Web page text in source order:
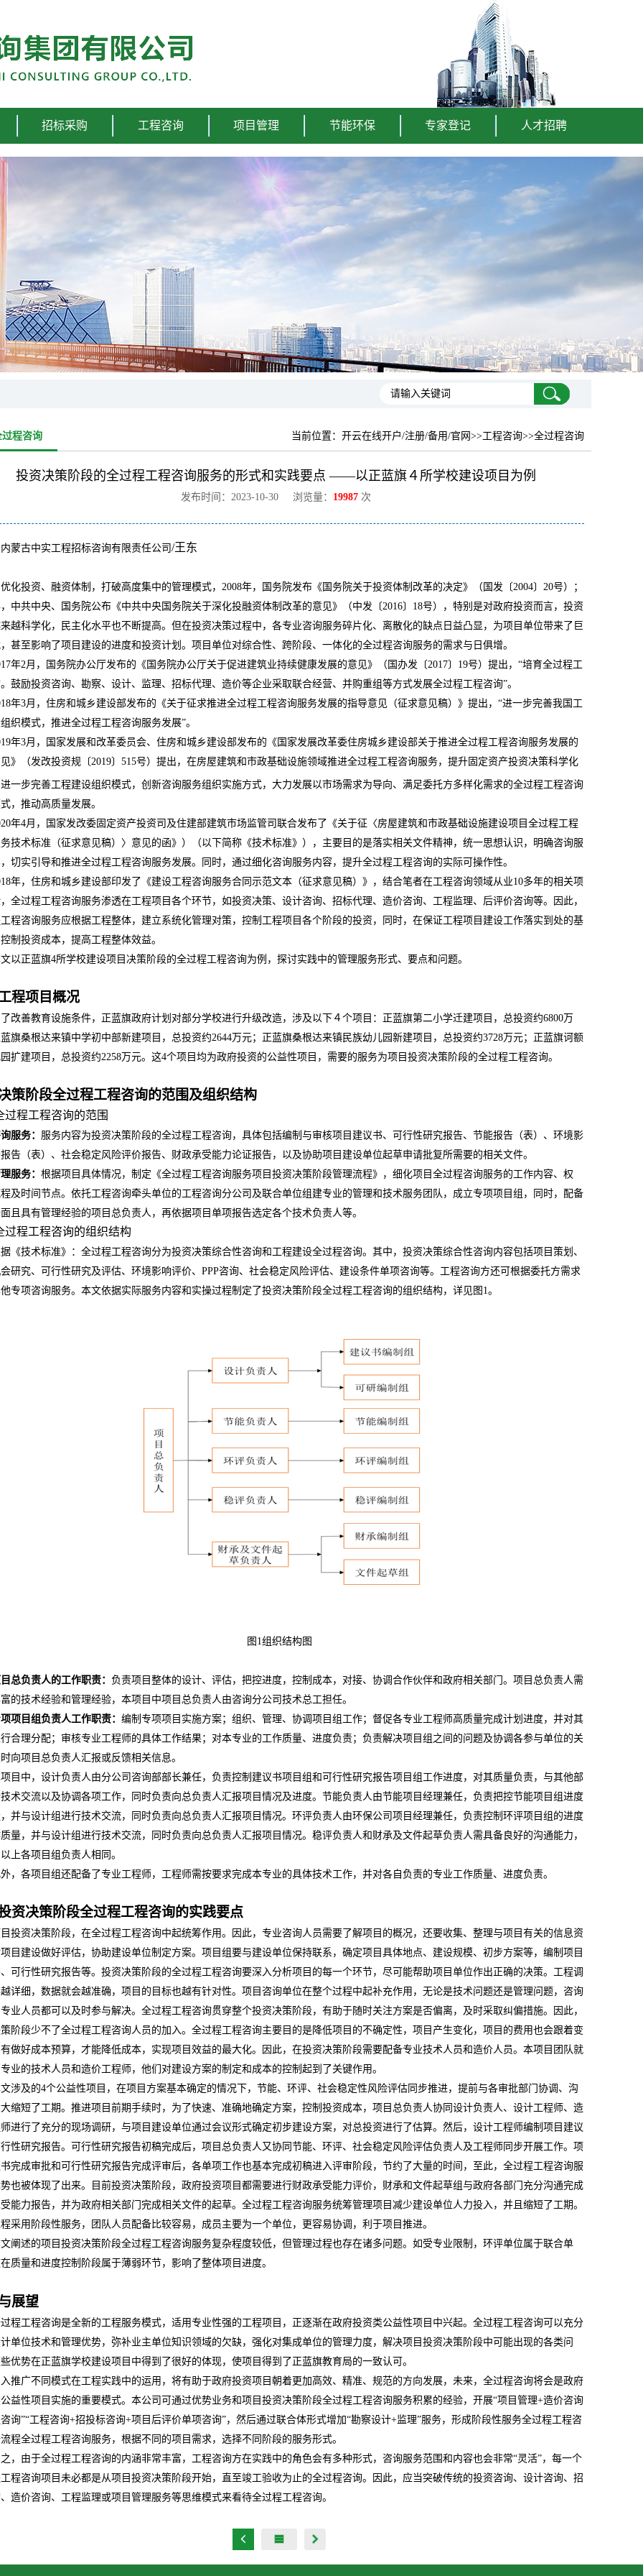
招标采购 工程咨询 项目管理 节能环保 专家登记 人才招聘
当前位置： 开云在线开户/注册/备用/官网 >>工程咨询>>全过程咨询
过程咨询
投资决策阶段的全过程工程咨询服务的形式和实践要点 ——以正蓝旗４所学校建设项目为例
发布时间：2023-10-30 浏览量： 19987次
蒙古中实工程招标咨询有限责任公司 /王东
化投资、融资体制，打破高度集中的管理模式， 2008年，国务院发布《国务院关于投资体制改革的决定》（国发〔2004〕 20号）；
中共中央、国务院公布《中共中央国务院关于深化投融资体制改革的意见》（中发〔2016〕 18号），特别是对政府投资而言，投资
越科学化，民主化水平也不断提高。 但在投资决策过程中，各专业咨询服务碎片化、离散化的缺点日益凸显，为项目单位带来了巨
甚至影响了项目建设的进度和投资计划。项目单位对综合性、跨阶段、一体化的全过程咨询服务的需求与日俱增。
年2月，国务院办公厅发布的《国务院办公厅关于促进建筑业持续健康发展的意见》（国办发〔2017〕 19号）提出，“培育全过程工
鼓励投资咨询、勘察、设计、监理、招标代理、造价等企业采取联合经营、并购重组等方式发展全过程工程咨询”。
年3月，住房和城乡建设部发布的《关于征求推进全过程工程咨询服务发展的指导意见（征求意见稿）》提出，“进一步完善我国工
织模式，推进全过程工程咨询服务发展”。
年3月，国家发展和改革委员会、住房和城乡建设部发布的《国家发展改革委住房城乡建设部关于推进全过程工程咨询服务发展的
》（发改投资规〔2019〕 515号）提出，在房屋建筑和市政基础设施领域推进全过程工程咨询服务，提升固定资产投资决策科学化
一步完善工程建设组织模式，创新咨询服务组织实施方式，大力发展以市场需求为导向、满足委托方多样化需求的全过程工程咨询
，推动高质量发展。
年4月，国家发改委固定资产投资司及住建部建筑市场监管司联合发布了《关于征〈房屋建筑和市政基础设施建设项目全过程工程
技术标准（征求意见稿）〉意见的函》）（以下简称《技术标准》），主要目的是落实相关文件精神，统一思想认识，明确咨询服
切实引导和推进全过程工程咨询服务发展。同时，通过细化咨询服务内容，提升全过程工程咨询的实际可操作性。
年，住房和城乡建设部印发了《建设工程咨询服务合同示范文本（征求意见稿）》，结合笔者在工程咨询领域从业10多年的相关项
全过程工程咨询服务渗透在工程项目各个环节，如投资决策、设计咨询、招标代理、造价咨询、工程监理、后评价咨询等。因此，
程咨询服务应根据工程整体，建立系统化管理对策，控制工程项目各个阶段的投资，同时，在保证工程项目建设工作落实到处的基
制投资成本，提高工程整体效益。
以正蓝旗4所学校建设项目决策阶段的全过程工程咨询为例，探讨实践中的管理服务形式、要点和问题。
程项目概况
改善教育设施条件，正蓝旗政府计划对部分学校进行升级改造，涉及以下４个项目：正蓝旗第二小学迁建项目，总投资约6800万
旗桑根达来镇中学初中部新建项目，总投资约2644万元；正蓝旗桑根达来镇民族幼儿园新建项目，总投资约3728万元；正蓝旗诃额
扩建项目，总投资约2258万元。这4个项目均为政府投资的公益性项目，需要的服务为项目投资决策阶段的全过程工程咨询。
策阶段全过程工程咨询的范围及组织结构
过程工程咨询的范围
服务： 服务内容为投资决策阶段的全过程工程咨询，具体包括编制与审核项目建议书、可行性研究报告、节能报告（表）、环境影
告（表）、社会稳定风险评价报告、财政承受能力论证报告，以及协助项目建设单位起草申请批复所需要的相关文件。
服务： 根据项目具体情况，制定《全过程工程咨询服务项目投资决策阶段管理流程》，细化项目全过程咨询服务的工作内容、权
及时间节点。依托工程咨询牵头单位的工程咨询分公司及联合单位组建专业的管理和技术服务团队，成立专项项目组，同时，配备
且具有管理经验的项目总负责人，再依据项目单项报告选定各个技术负责人等。
过程工程咨询的组织结构
《技术标准》：全过程工程咨询分为投资决策综合性咨询和工程建设全过程咨询。其中，投资决策综合性咨询内容包括项目策划、
研究、可行性研究及评估、环境影响评价、 PPP咨询、社会稳定风险评估、建设条件单项咨询等。工程咨询方还可根据委托方需求
专项咨询服务。本文依据实际服务内容和实操过程制定了投资决策阶段全过程工程咨询的组织结构，详见图 1。
图 1组织结构图
总负责人的工作职责： 负责项目整体的设计、评估，把控进度，控制成本，对接、协调合作伙伴和政府相关部门。项目总负责人需
的技术经验和管理经验，本项目中项目总负责人由咨询分公司技术总工担任。
项目组负责人工作职责： 编制专项项目实施方案；组织、管理、协调项目组工作；督促各专业工程师高质量完成计划进度，并对其
合理分配；审核专业工程师的具体工作结果；对本专业的工作质量、进度负责；负责解决项目组之间的问题及协调各参与单位的关
向项目总负责人汇报或反馈相关信息。
目中，设计负责人由分公司咨询部部长兼任，负责控制建议书项目组和可行性研究报告项目组工作进度，对其质量负责，与其他部
术交流以及协调各项工作，同时负责向总负责人汇报项目情况及进度。节能负责人由节能项目经理兼任，负责把控节能项目组进度
并与设计组进行技术交流，同时负责向总负责人汇报项目情况。环评负责人由环保公司项目经理兼任，负责控制环评项目组的进度
量，并与设计组进行技术交流，同时负责向总负责人汇报项目情况。稳评负责人和财承及文件起草负责人需具备良好的沟通能力，
上各项目组负责人相同。
，各项目组还配备了专业工程师，工程师需按要求完成本专业的具体技术工作，并对各自负责的专业工作质量、进度负责。
资决策阶段全过程工程咨询的实践要点
投资决策阶段，在全过程工程咨询中起统筹作用。因此，专业咨询人员需要了解项目的概况，还要收集、整理与项目有关的信息资
目建设做好评估，协助建设单位制定方案。项目组要与建设单位保持联系，确定项目具体地点、建设规模、初步方案等，编制项目
可行性研究报告等。投资决策阶段的全过程工程咨询要深入分析项目的每一个环节，尽可能帮助项目单位作出正确的决策。工程调
详细，数据就会越准确，项目的目标也越有针对性。项目咨询单位在整个过程中起补充作用，无论是技术问题还是管理问题，咨询
业人员都可以及时参与解决。全过程工程咨询贯穿整个投资决策阶段，有助于随时关注方案是否偏离，及时采取纠偏措施。因此，
阶段少不了全过程工程咨询人员的加入。全过程工程咨询主要目的是降低项目的不确定性，项目产生变化，项目的费用也会跟着变
做好成本预算，才能降低成本，实现项目效益的最大化。因此，在投资决策阶段需要配备专业技术人员和造价人员。本项目团队就
业的技术人员和造价工程师，他们对建设方案的制定和成本的控制起到了关键作用。
涉及的4个公益性项目，在项目方案基本确定的情况下，节能、环评、社会稳定性风险评估同步推进，提前与各审批部门协调、沟
缩短了工期。推进项目前期手续时，为了快速、准确地确定方案，控制投资成本，项目总负责人协同设计负责人、设计工程师、造
进行了充分的现场调研，与项目建设单位通过会议形式确定初步建设方案，对总投资进行了估算。然后，设计工程师编制项目建议
性研究报告。可行性研究报告初稿完成后，项目总负责人又协同节能、环评、社会稳定风险评估负责人及工程师同步开展工作。项
完成审批和可行性研究报告完成评审后，各单项工作也基本完成初稿进入评审阶段，节约了大量的时间，至此，全过程工程咨询服
也被体现了出来。目前投资决策阶段，政府投资项目都需要进行财政承受能力评价，财承和文件起草组与政府各部门充分沟通完成
能力报告，并为政府相关部门完成相关文件的起草。全过程工程咨询服务统筹管理项目减少建设单位人力投入，并且缩短了工期。
采用阶段性服务，团队人员配备比较容易，成员主要为一个单位，更容易协调，利于项目推进。
阐述的项目投资决策阶段全过程工程咨询服务复杂程度较低，但管理过程也存在诸多问题。如受专业限制，环评单位属于联合单
质量和进度控制阶段属于薄弱环节，影响了整体项目进度。
展望
程工程咨询是全新的工程服务模式，适用专业性强的工程项目，正逐渐在政府投资类公益性项目中兴起。全过程工程咨询可以充分
单位技术和管理优势，弥补业主单位知识领域的欠缺，强化对集成单位的管理力度，解决项目投资决策阶段中可能出现的各类问
优势在正蓝旗学校建设项目中得到了很好的体现，使项目得到了正蓝旗教育局的一致认可。
推广不同模式在工程实践中的运用，将有助于政府投资项目朝着更加高效、精准、规范的方向发展，未来，全过程咨询将会是政府
益性项目实施的重要模式。本公司可通过优势业务和项目投资决策阶段全过程工程咨询服务积累的经验，开展“项目管理+造价咨询
询”“工程咨询+招投标咨询+项目后评价单项咨询”，然后通过联合体形式增加“勘察设计+监理”服务，形成阶段性服务全过程工程咨
程全过程工程咨询服务，根据不同的项目需求，选择不同阶段的服务形式。
，由于全过程工程咨询的内涵非常丰富，工程咨询方在实践中的角色会有多种形式，咨询服务范围和内容也会非常“灵活”，每一个
程咨询项目未必都是从项目投资决策阶段开始，直至竣工验收为止的全过程咨询。因此，应当突破传统的投资咨询、设计咨询、招
造价咨询、工程监理或项目管理服务等思维模式来看待全过程工程咨询。